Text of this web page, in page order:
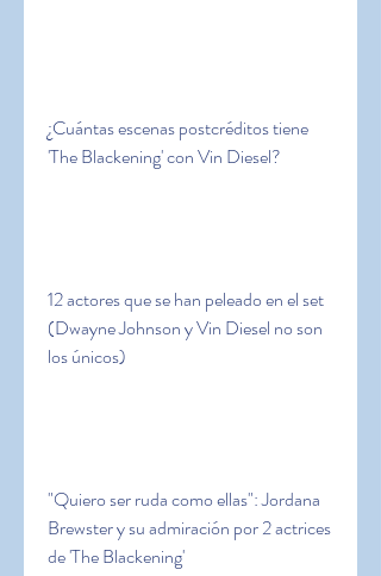
¿Cuántas escenas postcréditos tiene
'The Blackening' con Vin Diesel?
12 actores que se han peleado en el set
(Dwayne Johnson y Vin Diesel no son
los únicos)
"Quiero ser ruda como ellas": Jordana
Brewster y su admiración por 2 actrices
de 'The Blackening'